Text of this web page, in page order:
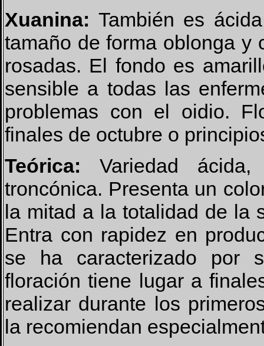
Xuanina: También es
tamaño de forma oblonga y
rosadas. El fondo es
sensible a todas las
problemas con el oidio.
finales de octubre o
Teórica: Variedad
troncónica. Presenta un
la mitad a la totalidad de la
Entra con rapidez en
se ha caracterizado por
floración tiene lugar a
realizar durante los
la recomiendan